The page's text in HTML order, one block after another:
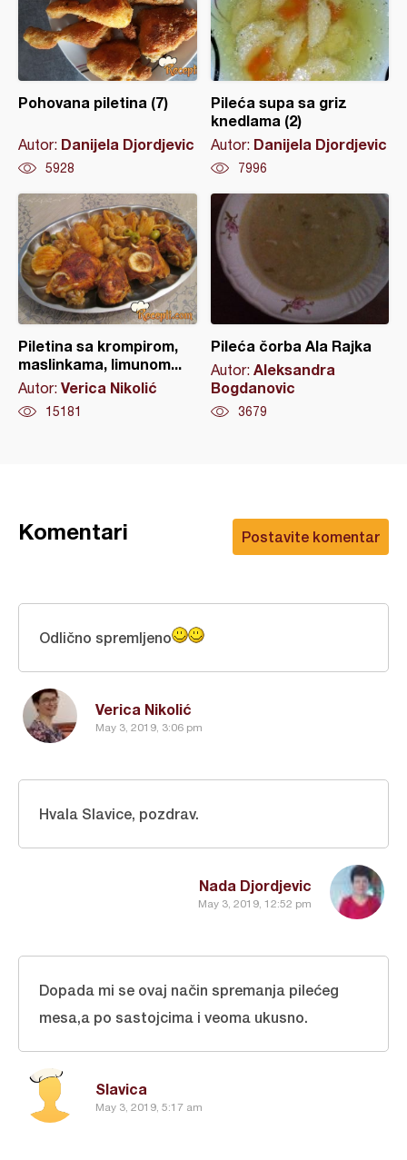
Pohovana piletina (7)
Autor: Danijela Djordjevic
5928
Pileća supa sa griz
knedlama (2)
Autor: Danijela Djordjevic
7996
Piletina sa krompirom,
maslinkama, limunom...
Autor: Verica Nikolić
15181
Pileća čorba Ala Rajka
Autor: Aleksandra
Bogdanovic
3679
Postavite komentar
Komentari
Verica Nikolić
May 3, 2019, 3:06 pm
Odlično spremljeno
Nada Djordjevic
May 3, 2019, 12:52 pm
Hvala Slavice, pozdrav.
Slavica
May 3, 2019, 5:17 am
Dopada mi se ovaj način spremanja pilećeg
mesa,a po sastojcima i veoma ukusno.